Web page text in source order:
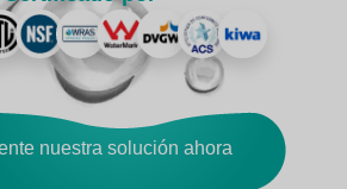
nuestra solución ahora